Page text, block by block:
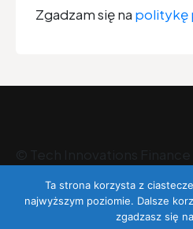
Zgadzam się na politykę
Ta strona korzysta z
najwyższym poziomie. Dalsze
zgadzasz się